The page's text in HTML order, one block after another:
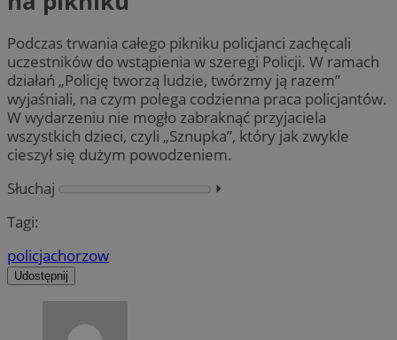
Podczas trwania całego pikniku policjanci zachęcali
uczestników do wstąpienia w szeregi Policji. W ramach
działań „Policję tworzą ludzie, twórzmy ją razem”
wyjaśniali, na czym polega codzienna praca policjantów.
W wydarzeniu nie mogło zabraknąć przyjaciela
wszystkich dzieci, czyli „Sznupka”, który jak zwykle
cieszył się dużym powodzeniem.
Słuchaj
⏵︎
Tagi:
policjachorzow
Udostępnij